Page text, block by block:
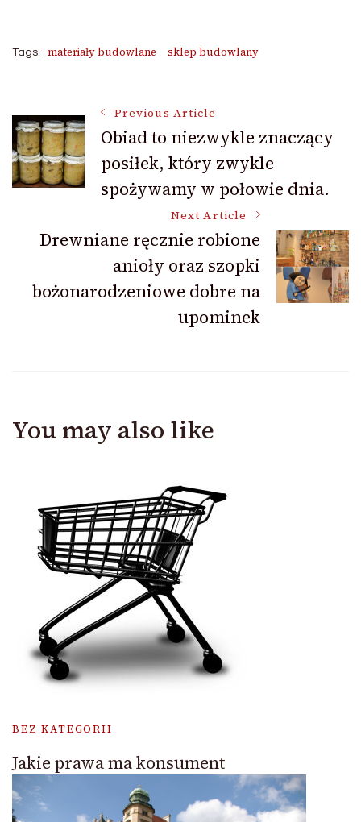
Tags: materiały budowlane sklep budowlany
Post
Navigation
Previous Article
Obiad to niezwykle znaczący
posiłek, który zwykle
spożywamy w połowie dnia.
Next Article
Drewniane ręcznie robione
anioły oraz szopki
bożonarodzeniowe dobre na
upominek
You may also like
BEZ KATEGORII
Jakie prawa ma konsument